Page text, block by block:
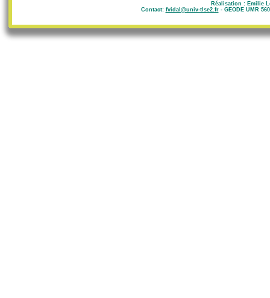
Réalisation : Emilie
Contact: fvidal@univ-tlse2.fr- GEODE UMR